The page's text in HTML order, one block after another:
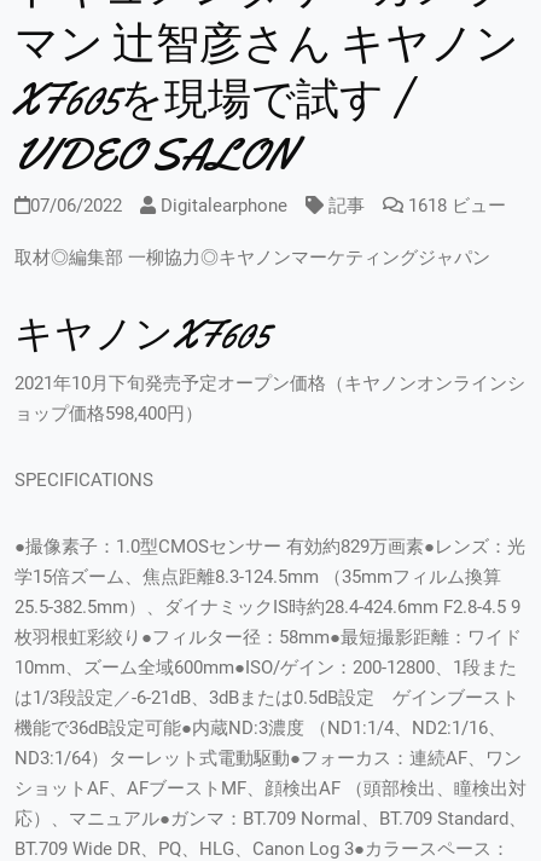
マン 辻智彦さん キヤノン
XF605を現場で試す |
VIDEO SALON
07/06/2022 Digitalearphone 記事 1618 ビュー
取材◎編集部 一柳協力◎キヤノンマーケティングジャパン
キヤノンXF605
2021年10月下旬発売予定オープン価格（キヤノンオンラインシ
ョップ価格598,400円）
SPECIFICATIONS
●撮像素子：1.0型CMOSセンサー 有効約829万画素●レンズ：光
学15倍ズーム、焦点距離8.3-124.5mm （35mmフィルム換算
25.5-382.5mm）、ダイナミックIS時約28.4-424.6mm F2.8-4.5 9
枚羽根虹彩絞り●フィルター径：58mm●最短撮影距離：ワイド
10mm、ズーム全域600mm●ISO/ゲイン：200-12800、1段また
は1/3段設定／-6-21dB、3dBまたは0.5dB設定 ゲインブースト
機能で36dB設定可能●内蔵ND:3濃度 （ND1:1/4、ND2:1/16、
ND3:1/64）ターレット式電動駆動●フォーカス：連続AF、ワン
ショットAF、AFブーストMF、顔検出AF （頭部検出、瞳検出対
応）、マニュアル●ガンマ：BT.709 Normal、BT.709 Standard、
BT.709 Wide DR、PQ、HLG、Canon Log 3●カラースペース：